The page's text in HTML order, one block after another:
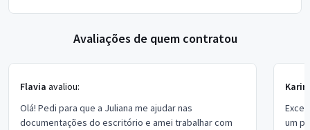
Avaliações de quem contratou
Flavia avaliou:
Olá! Pedi para que a Juliana me ajudar nas
documentações do escritório e amei trabalhar com
um